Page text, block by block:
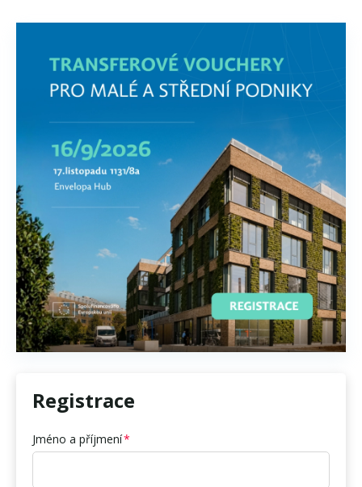
Registrace
Jméno a příjmení